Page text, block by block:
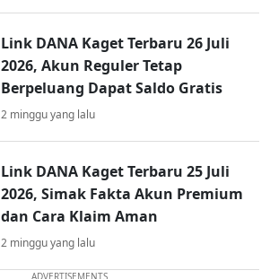
Link DANA Kaget Terbaru 26 Juli
2026, Akun Reguler Tetap
Berpeluang Dapat Saldo Gratis
2 minggu yang lalu
Link DANA Kaget Terbaru 25 Juli
2026, Simak Fakta Akun Premium
dan Cara Klaim Aman
2 minggu yang lalu